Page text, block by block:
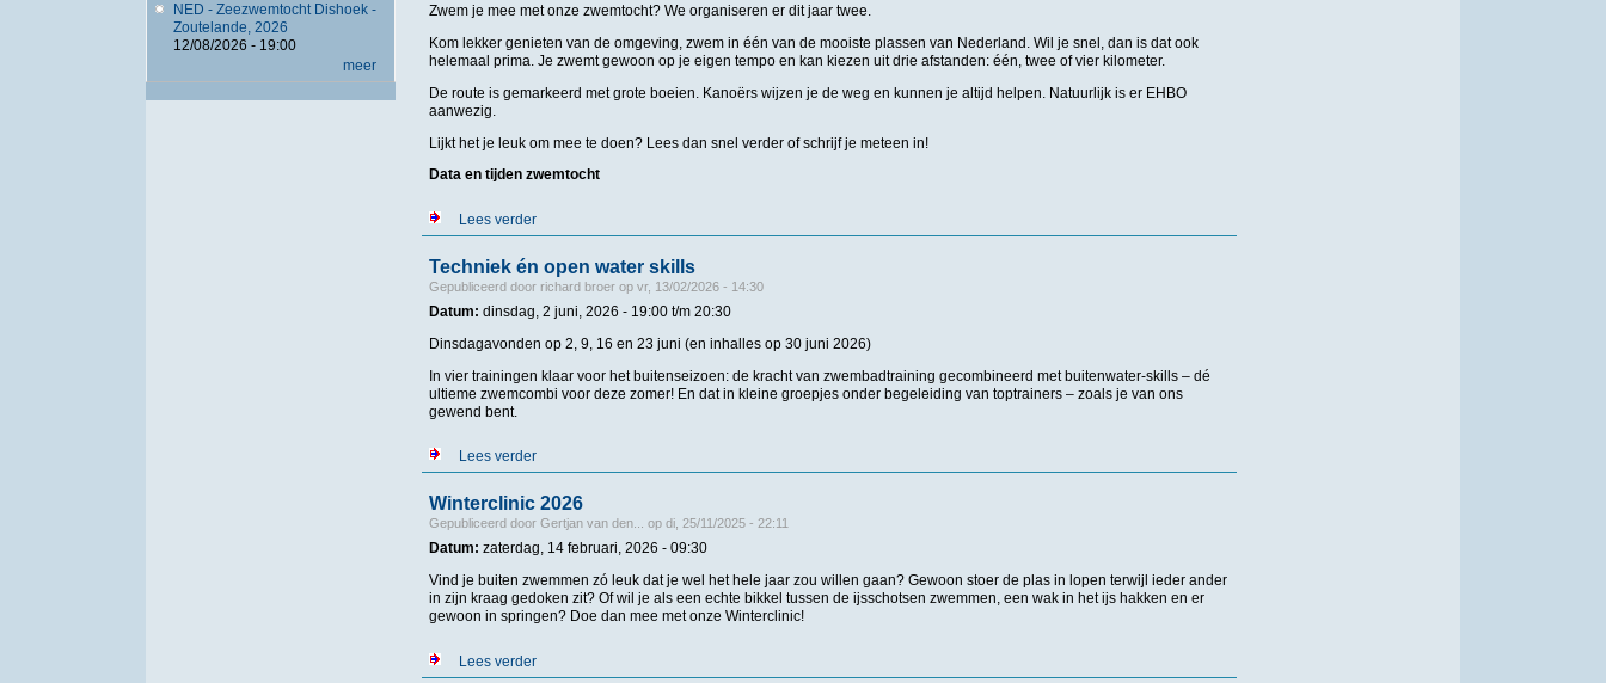
NED - Zeezwemtocht Dishoek -
Zoutelande, 2026
12/08/2026 - 19:00
meer
Zwem je mee met onze zwemtocht? We organiseren er dit jaar twee.
Kom lekker genieten van de omgeving, zwem in één van de mooiste plassen van Nederland. Wil je snel, dan is dat ook
helemaal prima. Je zwemt gewoon op je eigen tempo en kan kiezen uit drie afstanden: één, twee of vier kilometer.
De route is gemarkeerd met grote boeien. Kanoërs wijzen je de weg en kunnen je altijd helpen. Natuurlijk is er EHBO
aanwezig.
Lijkt het je leuk om mee te doen? Lees dan snel verder of schrijf je meteen in!
Data en tijden zwemtocht
Lees verderover Zwemtocht Maarsseveense Plassen
Techniek én open water skills
Gepubliceerd door richard broerop vr, 13/02/2026 - 14:30
Datum: dinsdag, 2 juni, 2026 - 19:00t/m 20:30
Dinsdagavonden op 2, 9, 16 en 23 juni (en inhalles op 30 juni 2026)
In vier trainingen klaar voor het buitenseizoen: de kracht van zwembadtraining gecombineerd met buitenwater-skills – dé
ultieme zwemcombi voor deze zomer! En dat in kleine groepjes onder begeleiding van toptrainers – zoals je van ons
gewend bent.
Lees verderover Techniek én open water skills
Winterclinic 2026
Gepubliceerd door Gertjan van den... op di, 25/11/2025 - 22:11
Datum: zaterdag, 14 februari, 2026 - 09:30
Vind je buiten zwemmen zó leuk dat je wel het hele jaar zou willen gaan? Gewoon stoer de plas in lopen terwijl ieder ander
in zijn kraag gedoken zit? Of wil je als een echte bikkel tussen de ijsschotsen zwemmen, een wak in het ijs hakken en er
gewoon in springen? Doe dan mee met onze Winterclinic!
Lees verderover Winterclinic 2026